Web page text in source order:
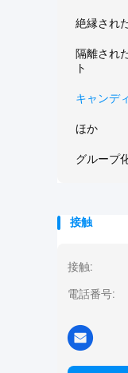
絶縁され
隔離され
ト
キャンデ
ほか
グループ
接触
接触:
電話番号: